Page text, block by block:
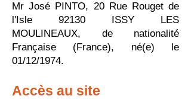
Mr José PINTO, 20 Rue Rouget de
l'Isle 92130 ISSY LES
MOULINEAUX, de nationalité
Française (France), né(e) le
01/12/1974.
Accès au site